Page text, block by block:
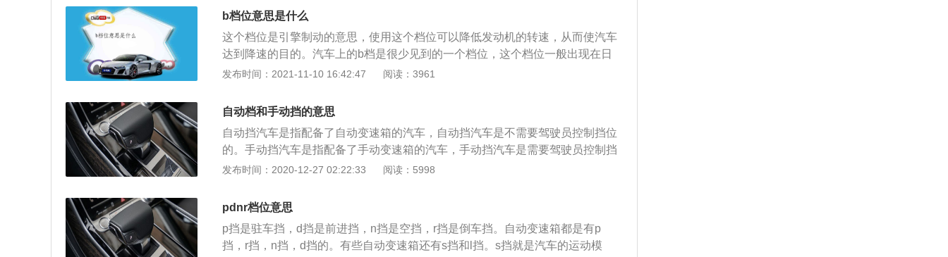
机动车辆在行驶的过程中会根据车辆行驶的速度和交通路况去选择适合的档位行
驶，机动车辆上使用的自动挡和手动挡相对比是自动挡相对方便一些。
b档位意思是什么
这个档位是引擎制动的意思，使用这个档位可以降低发动机的转速，从而使汽车
达到降速的目的。汽车上的b档是很少见到的一个档位，这个档位一般出现在日
系车上，丰田汽车旗下的混动车型上会配备b档，最常见的是雷克萨斯这款车。
会介入，这时能够起到对发动机进行制动的目的，同时还可以降低汽车的行驶速
度。如果汽车没有这个档位，在长下坡的路段行驶时，依靠汽车上的制动减速是
非常危险的，长时间使用刹车，汽车的刹车盘和刹车片会出现过热的现象，严重
时还会导致刹车失灵，这是非常危险的。这个档位就相当于汽车上的L档，也就
是低速档的意思，汽车在下坡路段使用L档，使用这个档位可以使汽车变速箱保
效降低汽车行车事故的发生概率。
发布时间：2021-11-10 16:42:47 阅读：3961
自动档和手动挡的意思
自动挡汽车是指配备了自动变速箱的汽车，自动挡汽车是不需要驾驶员控制挡位
的。手动挡汽车是指配备了手动变速箱的汽车，手动挡汽车是需要驾驶员控制挡
位的。手动变速箱的成本是更低的。汽车上常见的自动变速箱有三种，分别是at
来的产品，这种变速箱的结构与手动变速箱相似。双离合变速箱只是比手动变速
箱多了一套离合器和一套换挡控制机构。双离合变速箱的一套离合器是用来控制
奇数挡的，另一套离合器是用来控制偶数挡的。双离合变速箱的换挡速度快，传
动效率也是比较高的。cvt变速箱的内部结构是比较简单的，cvt变速箱内部只有两
发布时间：2020-12-27 02:22:33 阅读：5998
pdnr档位意思
p挡是驻车挡，d挡是前进挡，n挡是空挡，r挡是倒车挡。自动变速箱都是有p
挡，r挡，n挡，d挡的。有些自动变速箱还有s挡和l挡。s挡就是汽车的运动模